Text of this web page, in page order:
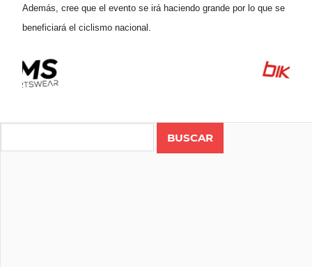
Además, cree que el evento se irá haciendo grande por lo que se
beneficiará el ciclismo nacional.